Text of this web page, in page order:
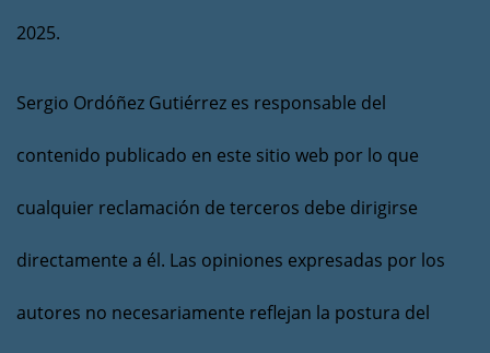
2025.
Sergio Ordóñez Gutiérrez es responsable del
contenido publicado en este sitio web por lo que
cualquier reclamación de terceros debe dirigirse
directamente a él. Las opiniones expresadas por los
autores no necesariamente reflejan la postura del